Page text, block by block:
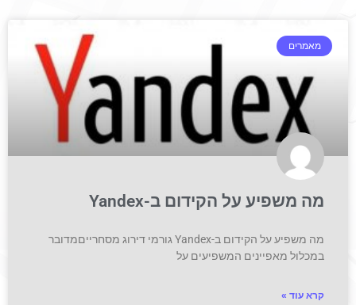
מאמרים
מה משפיע על הקידום ב-Yandex
מה משפיע על הקידום ב-Yandex גורמי דירוג מסחרייםמדובר
במכלול מאפיינים המשפיעים על
קרא עוד »